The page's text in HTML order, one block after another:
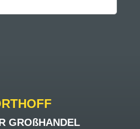
GROßHANDEL